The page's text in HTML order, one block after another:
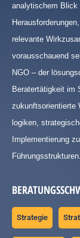
analytischem Blick
relevante
vorausschauend
NGO – der
Beratertätigkeit im
zukunftsorientierte
logiken,
Implementierung
Führungsstrukturen.
Strategie